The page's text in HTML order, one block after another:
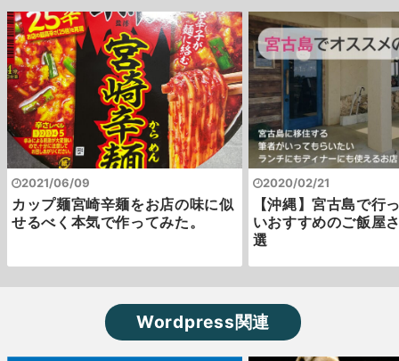
2021/06/09
カップ麺宮崎辛麺をお店の味に似
せるべく本気で作ってみた。
2020/02/21
【沖縄】宮古島で行
いおすすめのご飯屋
選
Wordpress関連